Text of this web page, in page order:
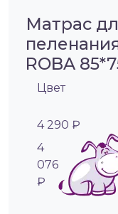
Матрас
ROBA
Цвет
4 290 ₽
4
076
₽